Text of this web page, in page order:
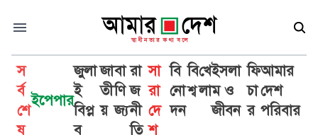
স
র্ব
শে
ষ
ইপেপার
জুলা
ই
বিপ্ল
ব
জা
তী
য়
বা
ণি
জ্য
রা
জ
নী
তি
সা
রা
দে
শ
বি
নো
দন
বি
শ্ব
খে
লা
ইসলা
ম ও
জীবন
ফি
চা
র
আমার
দেশ
পরিবার